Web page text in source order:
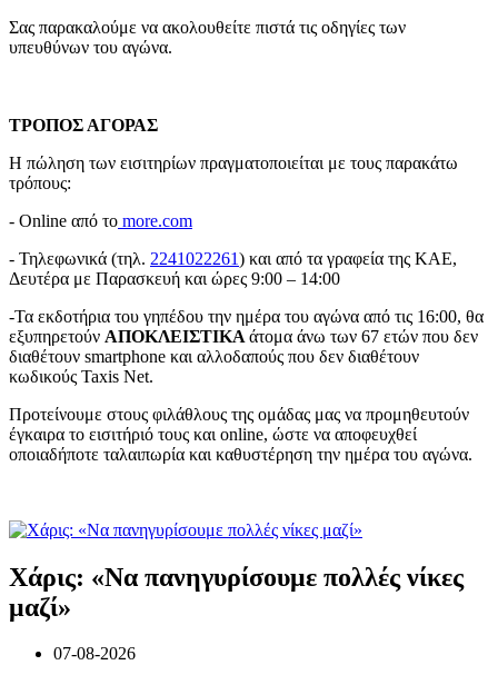
Σας παρακαλούμε να ακολουθείτε πιστά τις οδηγίες των
υπευθύνων του αγώνα.
ΤΡΟΠΟΣ ΑΓΟΡΑΣ
Η πώληση των εισιτηρίων πραγματοποιείται με τους παρακάτω
τρόπους:
- Online από το more.com
- Τηλεφωνικά (τηλ. 2241022261) και από τα γραφεία της ΚΑΕ,
Δευτέρα με Παρασκευή και ώρες 9:00 – 14:00
-Τα εκδοτήρια του γηπέδου την ημέρα του αγώνα από τις 16:00, θα
εξυπηρετούν ΑΠΟΚΛΕΙΣΤΙΚΑ άτομα άνω των 67 ετών που δεν
διαθέτουν smartphone και αλλοδαπούς που δεν διαθέτουν
κωδικούς Taxis Net.
Προτείνουμε στους φιλάθλους της ομάδας μας να προμηθευτούν
έγκαιρα το εισιτήριό τους και online, ώστε να αποφευχθεί
οποιαδήποτε ταλαιπωρία και καθυστέρηση την ημέρα του αγώνα.
Χάρις: «Να πανηγυρίσουμε πολλές νίκες
μαζί»
07-08-2026